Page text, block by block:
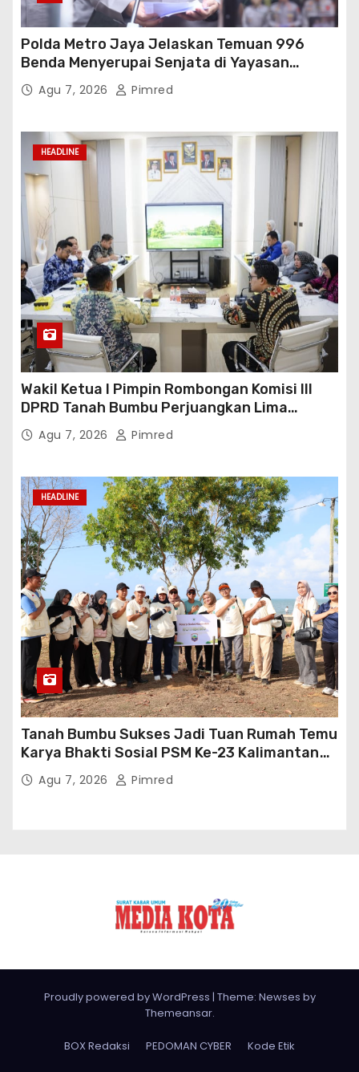
Polda Metro Jaya Jelaskan Temuan 996
Benda Menyerupai Senjata di Yayasan
Jaksel
Agu 7, 2026 Pimred
HEADLINE
Wakil Ketua I Pimpin Rombongan Komisi III
DPRD Tanah Bumbu Perjuangkan Lima
Infrastruktur Strategis
Agu 7, 2026 Pimred
HEADLINE
Tanah Bumbu Sukses Jadi Tuan Rumah Temu
Karya Bhakti Sosial PSM Ke-23 Kalimantan
Selatan
Agu 7, 2026 Pimred
Proudly powered by WordPress | Theme: Newses by
Themeansar.
BOX Redaksi PEDOMAN CYBER Kode Etik